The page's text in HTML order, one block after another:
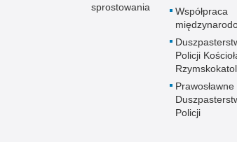
sprostowania
Współpraca
Policji
Prawosławne
Policji